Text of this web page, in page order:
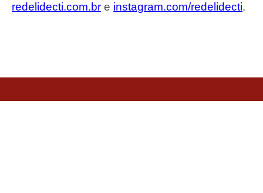
redelidecti.com.br e instagram.com/redelidecti.